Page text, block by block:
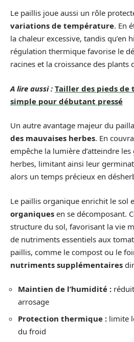
Le paillis joue aussi un rôle
variations de température. En
la chaleur excessive, tandis qu’en
régulation thermique favorise le
racines et la croissance des plants
A lire aussi : Tailler des pieds de
simple pour débutant pressé
Un autre avantage majeur du
des mauvaises herbes. En
empêche la lumière d’atteindre
herbes, limitant ainsi leur
alors un temps précieux en
Le paillis organique enrichit le sol
organiques en se décomposant.
structure du sol, favorisant la vie
de nutriments essentiels aux
paillis, comme le compost ou le
nutriments supplémentaires
Maintien de l’humidité :
arrosage
Protection thermique : limite
du froid